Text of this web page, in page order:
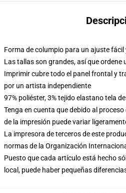
Forma de columpio para un ajuste fácil
Las tallas son grandes, así que ordene
Imprimir cubre todo el panel frontal y
por un artista independiente
97% poliéster, 3% tejido elastano tela
Tenga en cuenta que debido al
de la impresión puede variar
La impresora de terceros de este
normas de la Organización
Puesto que cada artículo está hecho
local, puede haber pequeñas